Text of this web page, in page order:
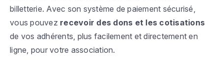
billetterie. Avec son système de paiement sécurisé,
vous pouvez recevoir des dons et les cotisations
de vos adhérents, plus facilement et directement en
ligne, pour votre association.